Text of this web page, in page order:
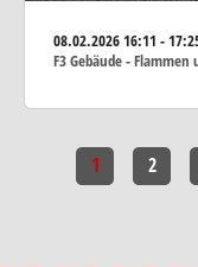
08.02.202616:11 -
F3 Gebäude -
1 2